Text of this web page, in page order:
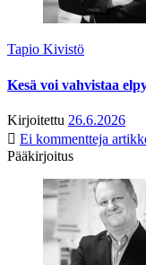
Tapio Kivistö
Kesä voi vahvistaa
Kirjoitettu 26.6.2026
Ei kommentteja
Pääkirjoitus